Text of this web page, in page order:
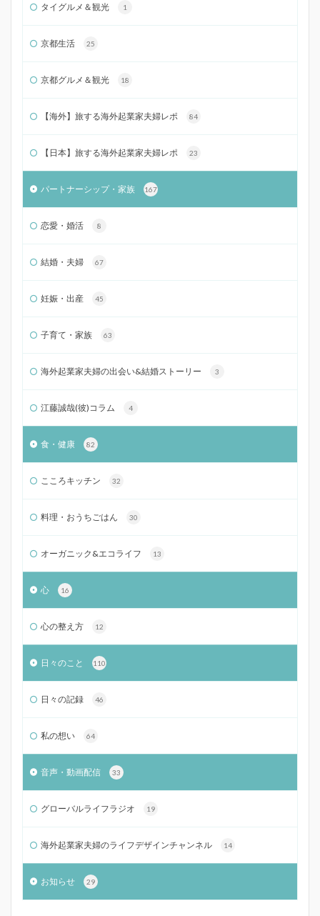
タイグルメ＆観光 1
京都生活 25
京都グルメ＆観光 18
【海外】旅する海外起業家夫婦レポ 84
【日本】旅する海外起業家夫婦レポ 23
パートナーシップ・家族 167
恋愛・婚活 8
結婚・夫婦 67
妊娠・出産 45
子育て・家族 63
海外起業家夫婦の出会い&結婚ストーリー 3
江藤誠哉(彼)コラム 4
食・健康 82
こころキッチン 32
料理・おうちごはん 30
オーガニック&エコライフ 13
心 16
心の整え方 12
日々のこと 110
日々の記録 46
私の想い 64
音声・動画配信 33
グローバルライフラジオ 19
海外起業家夫婦のライフデザインチャンネル 14
お知らせ 29